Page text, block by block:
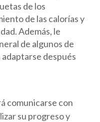
de los
de las calorías y
Además, le
de algunos de
adaptarse después
comunicarse con
su progreso y